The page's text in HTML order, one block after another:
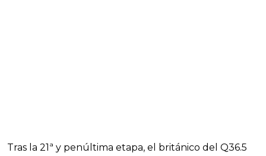
Tras la 21ª y penúltima etapa, el británico del Q36.5